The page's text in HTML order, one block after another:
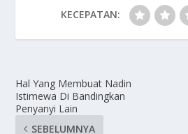
KECEPATAN:
Hal Yang Membuat Nadin
Istimewa Di Bandingkan
Penyanyi Lain
SEBELUMNYA